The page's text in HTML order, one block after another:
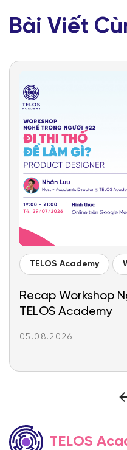
Bài Viết
TELOS Academy
Recap Workshop
TELOS Academy
05.08.2026
TELOS